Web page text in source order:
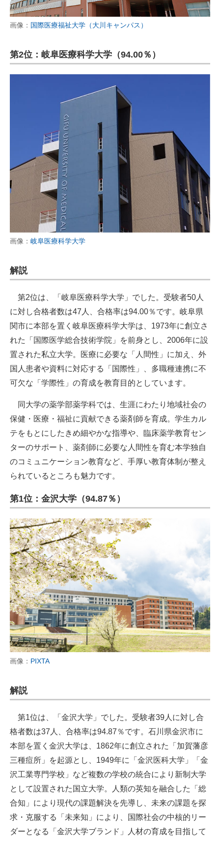
画像： 国際医療福祉大学（大川キャンパス）
第2位：岐阜医療科学大学（94.00％）
画像： 岐阜医療科学大学
解説
第2位は、「岐阜医療科学大学」でした。受験者50人
に対し合格者数は47人、合格率は94.00％です。岐阜県
関市に本部を置く岐阜医療科学大学は、1973年に創立さ
れた「国際医学総合技術学院」を前身とし、2006年に設
置された私立大学。医療に必要な「人間性」に加え、外
国人患者や資料に対応する「国際性」、多職種連携に不
可欠な「学際性」の育成を教育目的としています。
同大学の薬学部薬学科では、生涯にわたり地域社会の
保健・医療・福祉に貢献できる薬剤師を育成。学生カル
テをもとにしたきめ細やかな指導や、臨床薬学教育セン
ターのサポート、薬剤師に必要な人間性を育む本学独自
のコミュニケーション教育など、手厚い教育体制が整え
られているところも魅力です。
第1位：金沢大学（94.87％）
画像： PIXTA
解説
第1位は、「金沢大学」でした。受験者39人に対し合
格者数は37人、合格率は94.87％です。石川県金沢市に
本部を置く金沢大学は、1862年に創立された「加賀藩彦
三種痘所」を起源とし、1949年に「金沢医科大学」「金
沢工業専門学校」など複数の学校の統合により新制大学
として設置された国立大学。人類の英知を融合した「総
合知」により現代の課題解決を先導し、未来の課題を探
求・克服する「未来知」により、国際社会の中核的リー
ダーとなる「金沢大学ブランド」人材の育成を目指して